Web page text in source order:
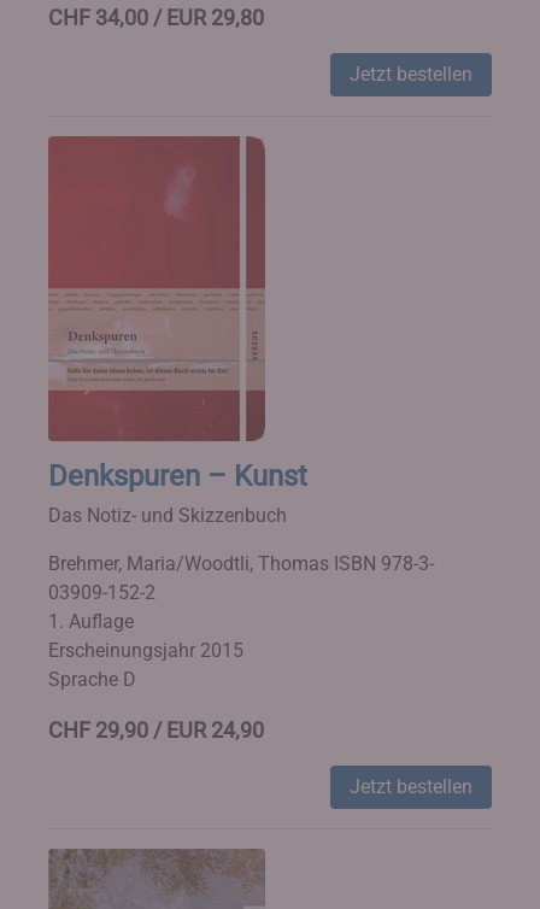
CHF 34,00 / EUR 29,80
Jetzt bestellen
Denkspuren – Kunst
Das Notiz- und Skizzenbuch
Brehmer, Maria/Woodtli, Thomas ISBN 978-3-
03909-152-2
1. Auflage
Erscheinungsjahr 2015
Sprache D
CHF 29,90 / EUR 24,90
Jetzt bestellen